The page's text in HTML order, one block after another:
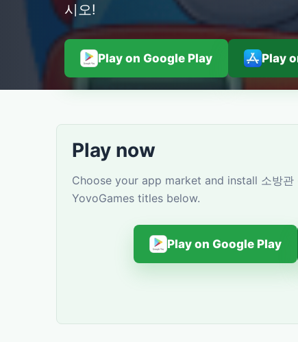
시오!
Play on Google Play Play
Play now
Choose your app market and install 소방
YovoGames titles below.
Play on Google Play